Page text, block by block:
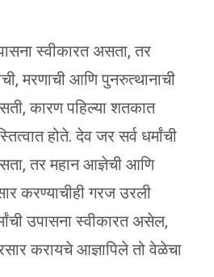
स्वीकारत असता, तर
मरणाची आणि पुनरुत्थानाची
कारण पहिल्या शतकात
होते. देव जर सर्व धर्मांची
तर महान आज्ञेची आणि
करण्याचीही गरज उरली
उपासना स्वीकारत असेल,
करायचे आज्ञापिले तो वेळेचा